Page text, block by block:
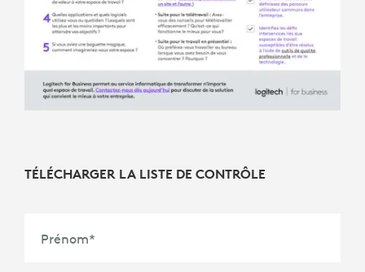
TÉLÉCHARGER LA LISTE DE CONTRÔLE
Prénom*